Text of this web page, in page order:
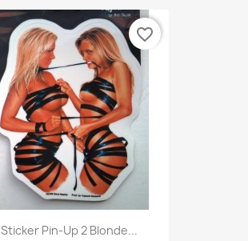
Sticker Pin-Up 2 Blonde...
favorite_border